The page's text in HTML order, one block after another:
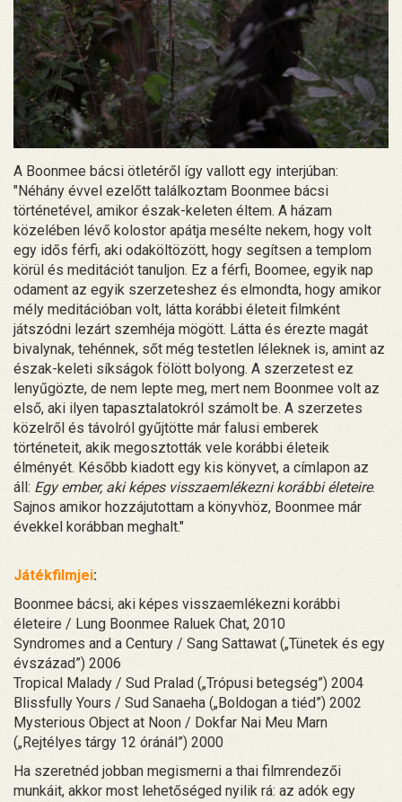
A Boonmee bácsi ötletéről így vallott egy interjúban:
"Néhány évvel ezelőtt találkoztam Boonmee bácsi
történetével, amikor észak-keleten éltem. A házam
közelében lévő kolostor apátja mesélte nekem, hogy volt
egy idős férfi, aki odaköltözött, hogy segítsen a templom
körül és meditációt tanuljon. Ez a férfi, Boomee, egyik nap
odament az egyik szerzeteshez és elmondta, hogy amikor
mély meditációban volt, látta korábbi életeit filmként
játszódni lezárt szemhéja mögött. Látta és érezte magát
bivalynak, tehénnek, sőt még testetlen léleknek is, amint az
észak-keleti síkságok fölött bolyong. A szerzetest ez
lenyűgözte, de nem lepte meg, mert nem Boonmee volt az
első, aki ilyen tapasztalatokról számolt be. A szerzetes
közelről és távolról gyűjtötte már falusi emberek
történeteit, akik megosztották vele korábbi életeik
élményét. Később kiadott egy kis könyvet, a címlapon az
áll: Egy ember, aki képes visszaemlékezni korábbi életeire.
Sajnos amikor hozzájutottam a könyvhöz, Boonmee már
évekkel korábban meghalt."
Játékfilmjei:
Boonmee bácsi, aki képes visszaemlékezni korábbi
életeire / Lung Boonmee Raluek Chat, 2010
Syndromes and a Century / Sang Sattawat („Tünetek és egy
évszázad”) 2006
Tropical Malady / Sud Pralad („Trópusi betegség”) 2004
Blissfully Yours / Sud Sanaeha („Boldogan a tiéd”) 2002
Mysterious Object at Noon / Dokfar Nai Meu Marn
(„Rejtélyes tárgy 12 óránál”) 2000
Ha szeretnéd jobban megismerni a thai filmrendezői
munkáit, akkor most lehetőséged nyilik rá: az adók egy